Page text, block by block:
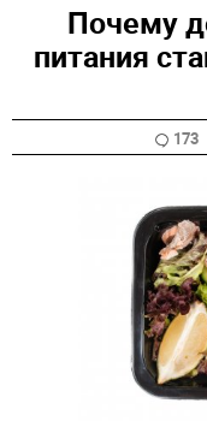
Почему
питания
173